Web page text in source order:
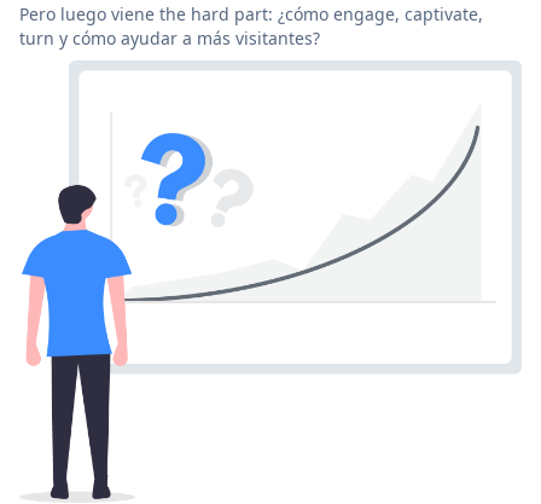
Pero luego viene the hard part: ¿cómo engage, captivate,
turn y cómo ayudar a más visitantes?